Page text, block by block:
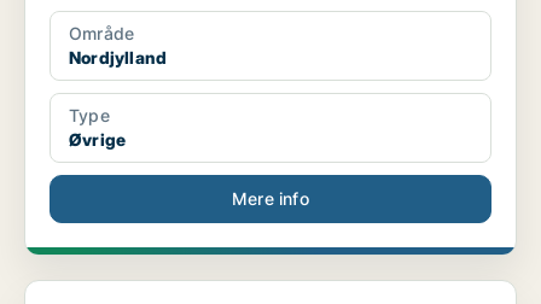
Område
Nordjylland
Type
Øvrige
Mere info
Nøddehuset søger pædagogmedhjælper på fuld tid